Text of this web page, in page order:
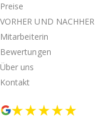
Preise
VORHER UND NACHHER
Mitarbeiterin
Bewertungen
Über uns
Kontakt